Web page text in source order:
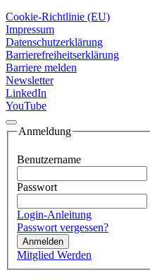
Cookie-Richtlinie (EU)
Impressum
Datenschutzerklärung
Barrierefreiheitserklärung
Barriere melden
Newsletter
LinkedIn
YouTube
Anmeldung
Benutzername
Passwort
Login-Anleitung
Passwort vergessen?
Anmelden
Mitglied Werden